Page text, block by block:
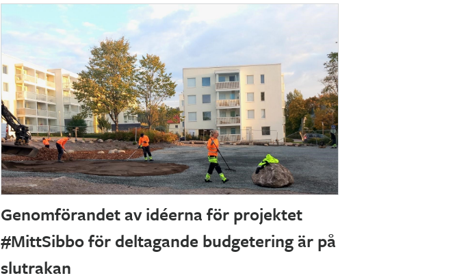
Genomförandet av idéerna för projektet
#MittSibbo för deltagande budgetering är på
slutrakan